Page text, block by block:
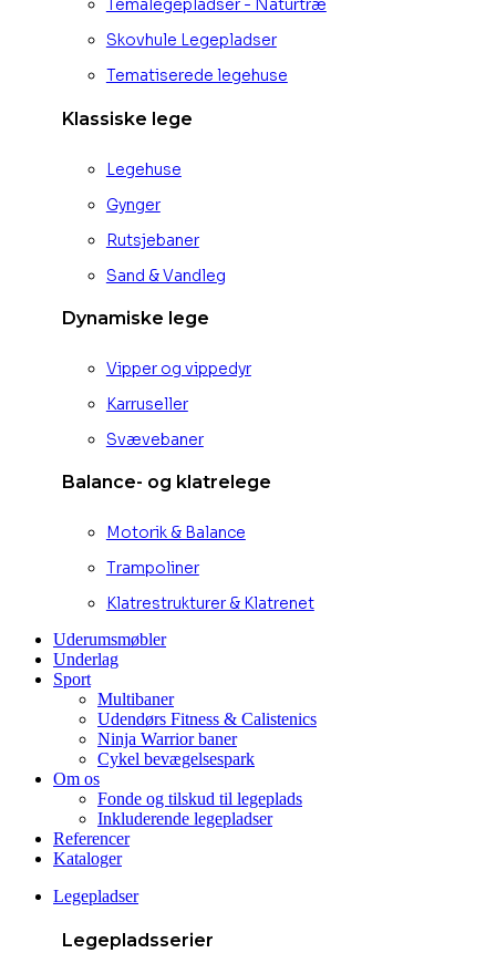
Temalegepladser - Naturtræ
Skovhule Legepladser
Tematiserede legehuse
Klassiske lege
Legehuse
Gynger
Rutsjebaner
Sand & Vandleg
Dynamiske lege
Vipper og vippedyr
Karruseller
Svævebaner
Balance- og klatrelege
Motorik & Balance
Trampoliner
Klatrestrukturer & Klatrenet
Uderumsmøbler
Underlag
Sport
Multibaner
Udendørs Fitness & Calistenics
Ninja Warrior baner
Cykel bevægelsespark
Om os
Fonde og tilskud til legeplads
Inkluderende legepladser
Referencer
Kataloger
Legepladser
Legepladsserier